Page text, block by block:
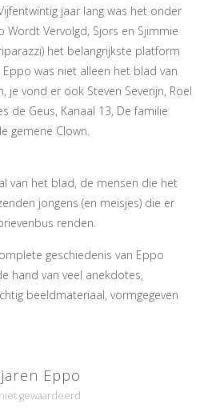
jaar lang was het onder
Wordt Vervolgd, Sjors en Sjimmie
het belangrijkste platform
was niet alleen het blad van
je vond er ook Steven Severijn, Roel
de Geus, Kanaal 13, De familie
gemene Clown.
van het blad, de mensen die het
jongens (en meisjes) die er
renden.
geschiedenis van Eppo
hand van veel anekdotes,
beeldmateriaal, vormgegeven
Eppo
gewaardeerd